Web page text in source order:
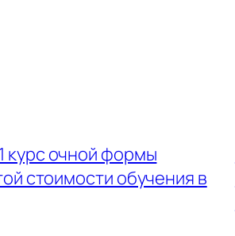
курс очной формы
стоимости обучения в